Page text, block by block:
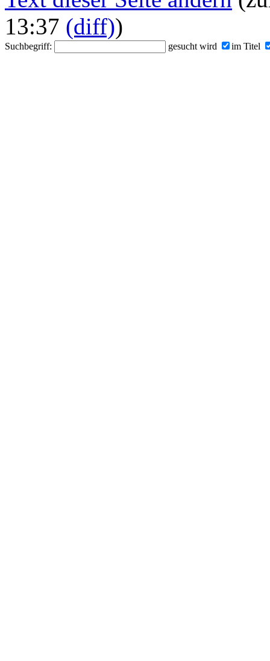
13:37 (diff))
Suchbegriff: gesucht wird im Titel